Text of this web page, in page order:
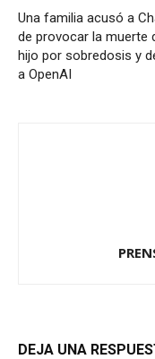
Una familia acusó a
de provocar la muerte
hijo por sobredosis y
a OpenAI
DEJA UNA